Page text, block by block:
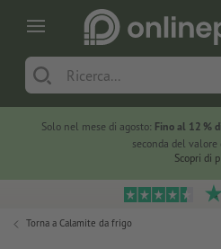
Solo nel mese di agosto: Fino al 12 %
seconda del
Scopri di
Torna a Calamite da frigo